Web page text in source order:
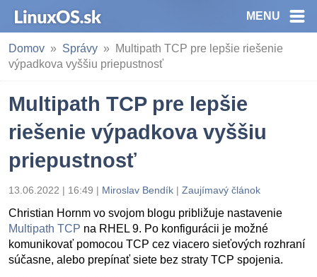
MENU
Domov Správy
Multipath TCP pre lepšie riešenie
výpadkova vyššiu priepustnosť
Multipath TCP pre lepšie
riešenie výpadkova vyššiu
priepustnosť
13.06.2022 | 16:49 | Miroslav Bendík | Zaujímavý článok
Christian Hornm vo svojom blogu približuje nastavenie
Multipath TCP na RHEL 9. Po konfigurácii je možné
komunikovať pomocou TCP cez viacero sieťových rozhraní
súčasne, alebo prepínať siete bez straty TCP spojenia.